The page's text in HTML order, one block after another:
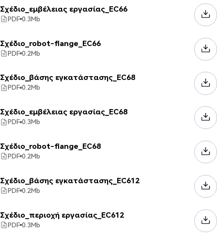
Σχέδιο_εμβέλειας εργασίας_EC66
PDF 0.3Mb
Σχέδιο_robot-flange_EC66
PDF 0.2Mb
Σχέδιο_βάσης εγκατάστασης_EC68
PDF 0.2Mb
Σχέδιο_εμβέλειας εργασίας_EC68
PDF 0.3Mb
Σχέδιο_robot-flange_EC68
PDF 0.2Mb
Σχέδιο_βάσης εγκατάστασης_EC612
PDF 0.2Mb
Σχέδιο_περιοχή εργασίας_EC612
PDF 0.3Mb